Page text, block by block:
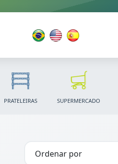
PRATELEIRAS SUPERMERCADO